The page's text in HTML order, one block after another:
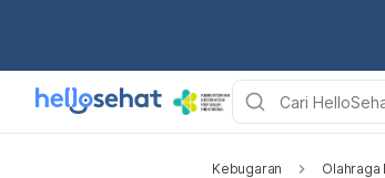
Kebugaran Olahraga